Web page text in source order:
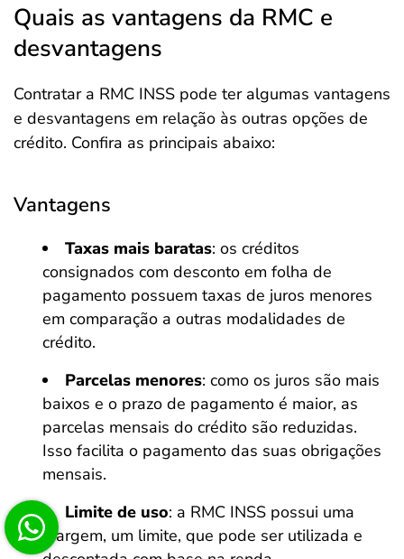
Quais as vantagens da RMC e
desvantagens
Contratar a RMC INSS pode ter algumas vantagens
e desvantagens em relação às outras opções de
crédito. Confira as principais abaixo:
Vantagens
Taxas mais baratas: os créditos
consignados com desconto em folha de
pagamento possuem taxas de juros menores
em comparação a outras modalidades de
crédito.
Parcelas menores: como os juros são mais
baixos e o prazo de pagamento é maior, as
parcelas mensais do crédito são reduzidas.
Isso facilita o pagamento das suas obrigações
mensais.
Limite de uso: a RMC INSS possui uma
margem, um limite, que pode ser utilizada e